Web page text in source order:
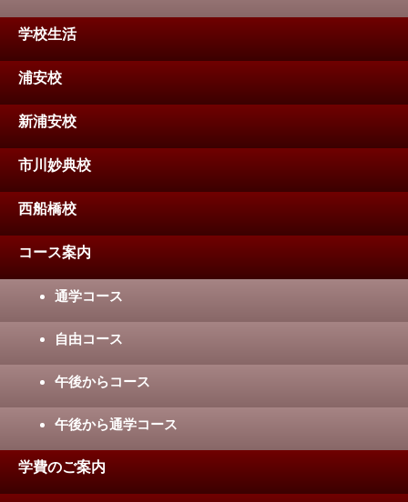
学校生活
浦安校
新浦安校
市川妙典校
西船橋校
コース案内
通学コース
自由コース
午後からコース
午後から通学コース
学費のご案内